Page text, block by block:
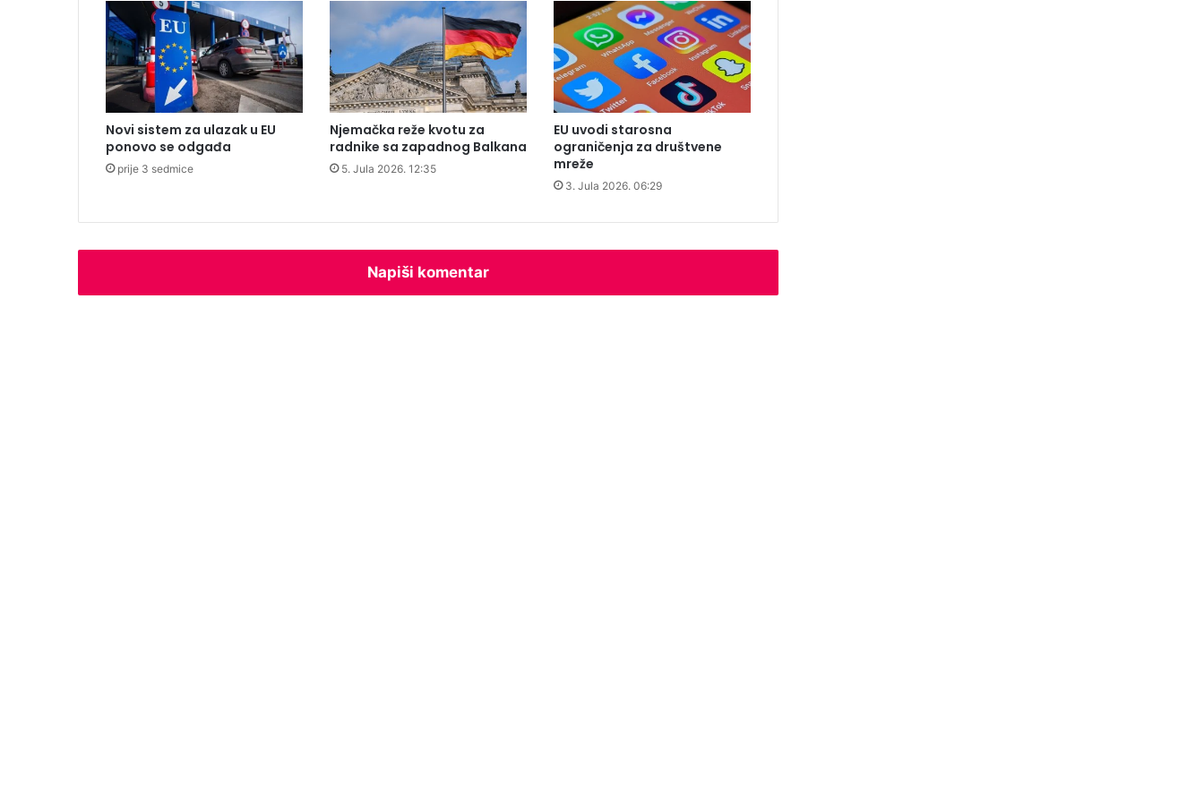
s
k
i
d
o
d
a
t
a
R
s
k
e
z
a
d
u
š
e
Novi sistem za ulazak u EU
ponovo se odgađa
prije 3 sedmice
Njemačka reže kvotu za
radnike sa zapadnog Balkana
5. Jula 2026. 12:35
EU uvodi starosna
ograničenja za društvene
mreže
3. Jula 2026. 06:29
Napiši komentar